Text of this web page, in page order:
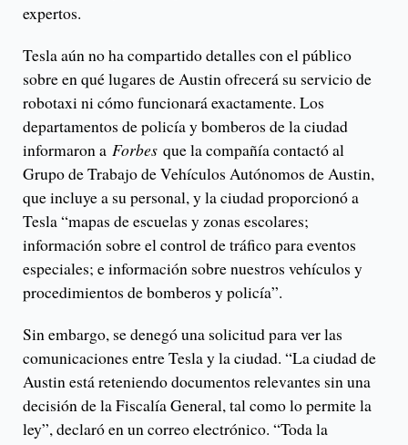
expertos.
Tesla aún no ha compartido detalles con el público
sobre en qué lugares de Austin ofrecerá su servicio de
robotaxi ni cómo funcionará exactamente. Los
departamentos de policía y bomberos de la ciudad
informaron a Forbes que la compañía contactó al
Grupo de Trabajo de Vehículos Autónomos de Austin,
que incluye a su personal, y la ciudad proporcionó a
Tesla “mapas de escuelas y zonas escolares;
información sobre el control de tráfico para eventos
especiales; e información sobre nuestros vehículos y
procedimientos de bomberos y policía”.
Sin embargo, se denegó una solicitud para ver las
comunicaciones entre Tesla y la ciudad. “La ciudad de
Austin está reteniendo documentos relevantes sin una
decisión de la Fiscalía General, tal como lo permite la
ley”, declaró en un correo electrónico. “Toda la